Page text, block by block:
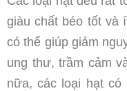
giàu chất béo tốt và
có thể giúp giảm
ung thư, trầm cảm
nữa, các loại hạt có